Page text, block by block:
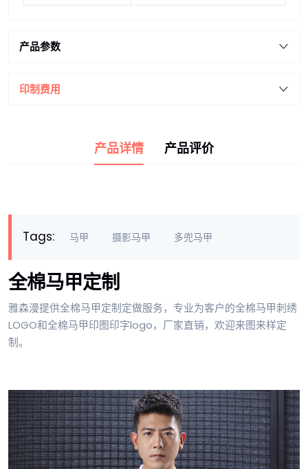
产品参数
印制费用
产品详情 产品评价
Tags: 马甲 摄影马甲 多兜马甲
全棉马甲定制
雅森漫提供全棉马甲定制定做服务，专业为客户的全棉马甲刺绣
LOGO和全棉马甲印图印字logo，厂家直销，欢迎来图来样定
制。